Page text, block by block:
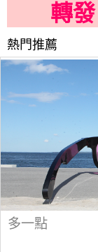
轉
熱門推薦
多一點